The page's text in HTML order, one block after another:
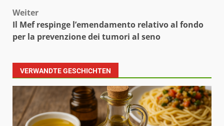
Weiter
Il Mef respinge l’emendamento relativo al fondo
per la prevenzione dei tumori al seno
VERWANDTE GESCHICHTEN